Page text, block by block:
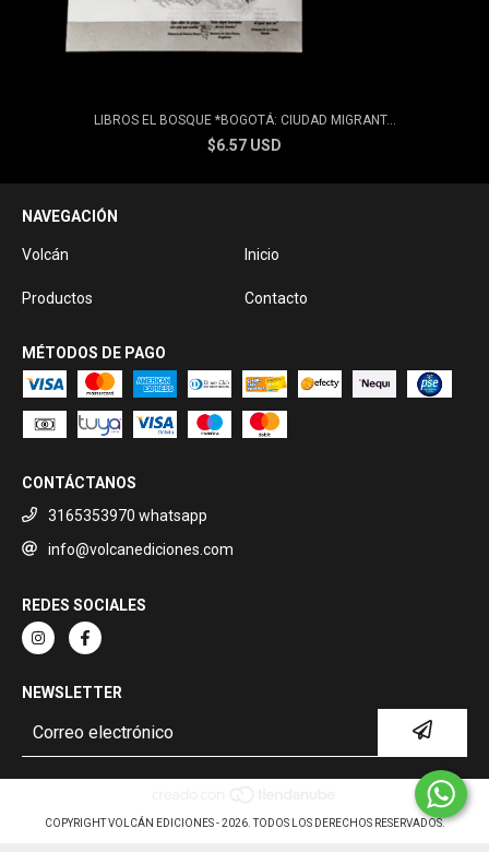
LIBROS EL BOSQUE *BOGOTÁ: CIUDAD MIGRANT...
$6.57 USD
NAVEGACIÓN
Volcán Inicio
Productos Contacto
MÉTODOS DE PAGO
CONTÁCTANOS
3165353970 whatsapp
info@volcanediciones.com
REDES SOCIALES
NEWSLETTER
COPYRIGHT VOLCÁN EDICIONES - 2026. TODOS LOS DERECHOS RESERVADOS.